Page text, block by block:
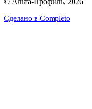
Сделано в Completo